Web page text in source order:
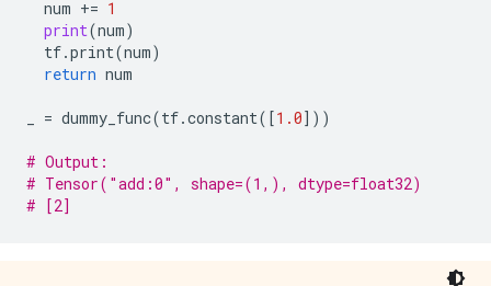
num += 1
print(num)
tf.print(num)
return num
= dummy_func(tf.constant([1.0]))
# Output:
# Tensor("add:0", shape=(1,), dtype=float32)
# [2]